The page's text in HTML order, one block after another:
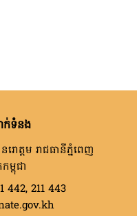
ក់ទំនង
រោត្តម រាជធានីភ្នំពេញ
ម្ពុជា
442, 211 443